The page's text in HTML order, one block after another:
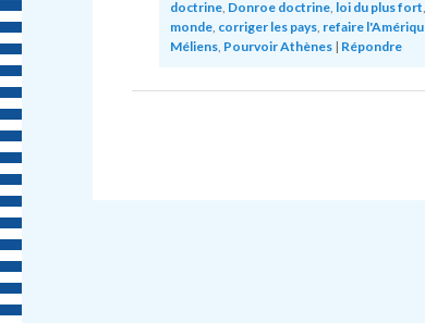
doctrine, Donroe doctrine, loi du plus fort
monde, corriger les pays, refaire
Méliens, Pourvoir Athènes | Répondre